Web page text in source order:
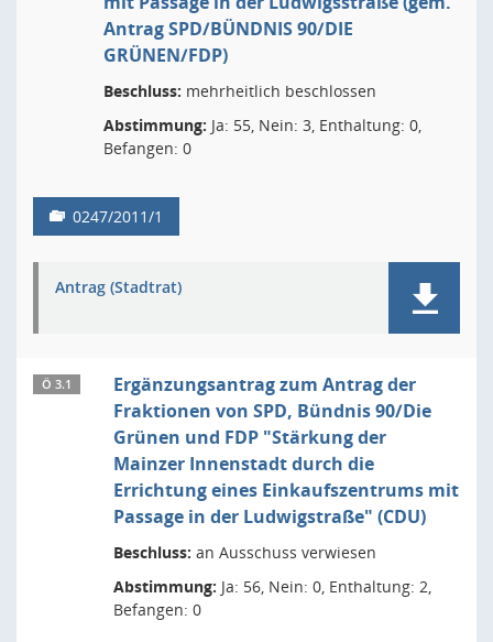
Antrag SPD/BÜNDNIS 90/DIE
GRÜNEN/FDP)
Beschluss: mehrheitlich beschlossen
Abstimmung: Ja: 55, Nein: 3, Enthaltung: 0,
Befangen: 0
0247/2011/1
Antrag (Stadtrat)
Ö 3.1
Ergänzungsantrag zum Antrag der
Fraktionen von SPD, Bündnis 90/Die
Grünen und FDP "Stärkung der
Mainzer Innenstadt durch die
Errichtung eines Einkaufszentrums mit
Passage in der Ludwigstraße" (CDU)
Beschluss: an Ausschuss verwiesen
Abstimmung: Ja: 56, Nein: 0, Enthaltung: 2,
Befangen: 0